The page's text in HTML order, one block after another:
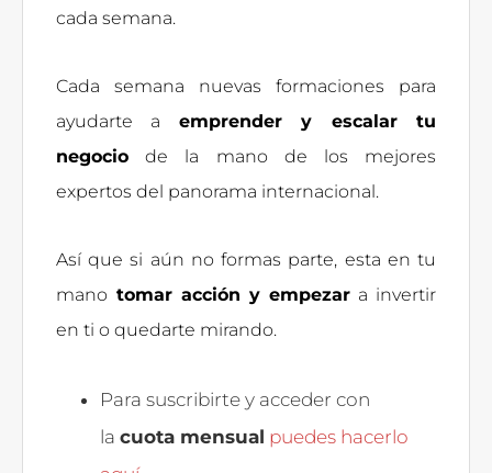
cada semana.
Cada semana nuevas formaciones para
ayudarte a emprender y escalar tu
negocio de la mano de los mejores
expertos del panorama internacional.
Así que si aún no formas parte, esta en tu
mano tomar acción y empezar a invertir
en ti o quedarte mirando.
Para suscribirte y acceder con
la cuota mensual puedes hacerlo